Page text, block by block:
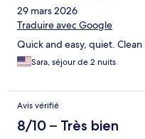
29 mars 2026
Traduire avec Google
Quick and easy, quiet. Clean
Sara, séjour de 2 nuits
Avis vérifié
8/10 – Très bien